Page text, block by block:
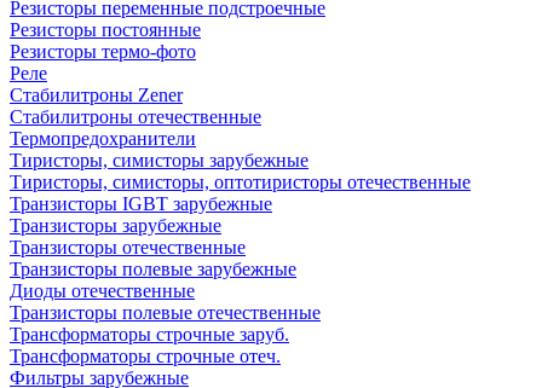
Резисторы переменные подстроечные
Резисторы постоянные
Резисторы термо-фото
Реле
Стабилитроны Zener
Стабилитроны отечественные
Термопредохранители
Тиристоры, симисторы зарубежные
Тиристоры, симисторы, оптотиристоры отечественные
Транзисторы IGBT зарубежные
Транзисторы зарубежные
Транзисторы отечественные
Транзисторы полевые зарубежные
Диоды отечественные
Транзисторы полевые отечественные
Трансформаторы строчные заруб.
Трансформаторы строчные отеч.
Фильтры зарубежные